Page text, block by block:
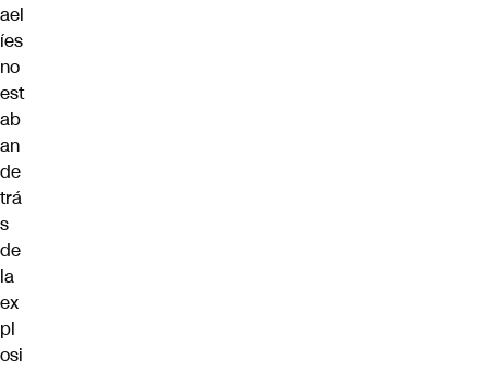
ael
íes
no
est
ab
an
de
trá
s
de
la
ex
pl
osi